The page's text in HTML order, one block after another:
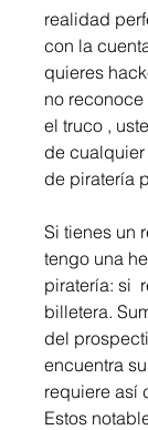
realidad
con la
quieres
no
el truco ,
de
de piratería
Si tienes un
tengo una
piratería: si
billetera.
del
encuentra
requiere así
Estos